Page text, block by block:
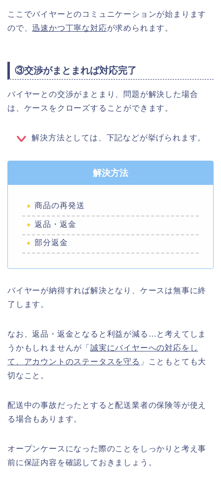
ここでバイヤーとのコミュニケーションが始まります
ので、迅速かつ丁寧な対応が求められます。
③交渉がまとまれば対応完了
バイヤーとの交渉がまとまり、問題が解決した場合
は、ケースをクローズすることができます。
解決方法としては、下記などが挙げられます。
解決方法
商品の再発送
返品・返金
部分返金
バイヤーが納得すれば解決となり、ケースは無事に終
了します。
なお、返品・返金となると利益が減る…と考えてしま
うかもしれませんが「誠実にバイヤーへの対応をし
て、アカウントのステータスを守る 」こともとても大
切なこと。
配送中の事故だったとすると配送業者の保険等が使え
る場合もあります。
オープンケースになった際のことをしっかりと考え事
前に保証内容を確認しておきましょう。